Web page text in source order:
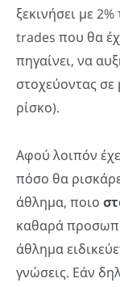
ξεκινήσει με
trades που θα
πηγαίνει, να
στοχεύοντας σε
ρίσκο).
Αφού λοιπόν
πόσο θα
άθλημα, ποιο
καθαρά
άθλημα
γνώσεις. Εάν